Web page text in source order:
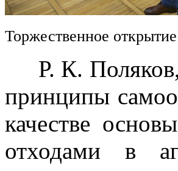
Торжественное
Р. К. Поляков,
принципы
качестве
отходами в